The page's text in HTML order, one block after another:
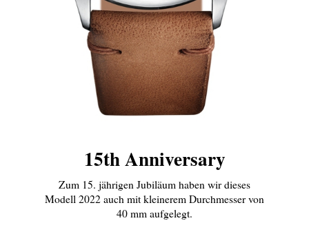
15th Anniversary
Zum 15. jährigen Jubiläum haben wir dieses
Modell 2022 auch mit kleinerem Durchmesser von
40 mm aufgelegt.